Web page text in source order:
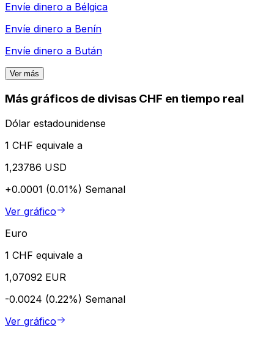
Envíe dinero a Bélgica
Envíe dinero a Benín
Envíe dinero a Bután
Ver más
Más gráficos de divisas CHF en tiempo real
Dólar estadounidense
1 CHF equivale a
1,23786 USD
+0.0001 (0.01%) Semanal
Ver gráfico
Euro
1 CHF equivale a
1,07092 EUR
-0.0024 (0.22%) Semanal
Ver gráfico